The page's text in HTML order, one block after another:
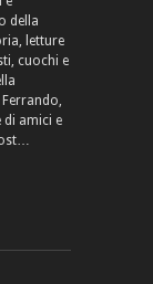
della
letture
cuochi e
di amici e